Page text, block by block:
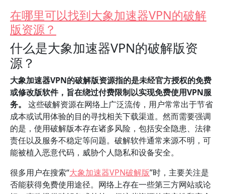
在哪里可以找到大象加速器VPN的破解
版资源？
什么是大象加速器VPN的破解版资
源？
大象加速器VPN的破解版资源指的是未经官方授权的免费
或修改版软件，旨在绕过付费限制以实现免费使用VPN服
务。
这些破解资源在网络上广泛流传，用户常常出于节省
成本或试用体验的目的寻找相关下载渠道。然而需要强调
的是，使用破解版本存在诸多风险，包括安全隐患、法律
责任以及服务不稳定等问题。破解软件通常来源不明，可
能被植入恶意代码，威胁个人隐私和设备安全。
很多用户在搜索“大象加速器VPN破解版”时，主要关注是
否能获得免费使用途径。网络上存在一些第三方网站或论